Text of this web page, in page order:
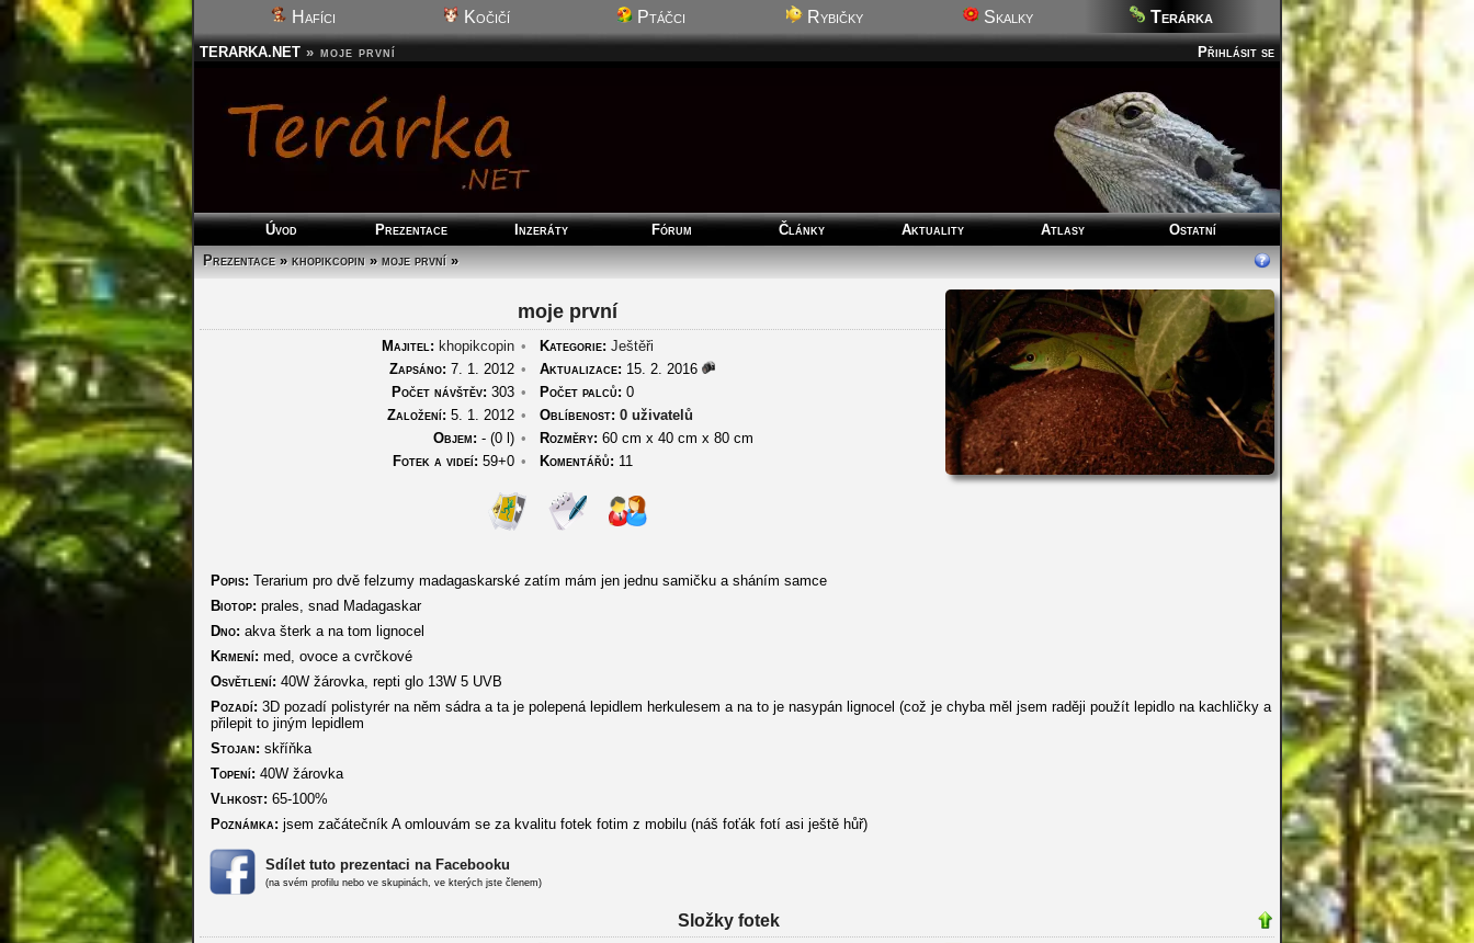
Hafíci Kočičí Ptáčci Rybičky Skalky Terárka
Přihlásit se
TERARKA.NET » moje první
Úvod Prezentace Inzeráty Fórum Články Aktuality Atlasy
Ostatní
Prezentace»khopikcopin»moje první»
moje první
Majitel: khopikcopin • Kategorie: Ještěři
Zapsáno: 7. 1. 2012 • Aktualizace: 15. 2. 2016
Počet návštěv: 303 • Počet palců: 0
Založení: 5. 1. 2012 • Oblíbenost: 0 uživatelů
Objem: - (0 l) • Rozměry: 60 cm x 40 cm x 80 cm
Fotek a videí: 59+0 • Komentářů: 11
Popis: Terarium pro dvě felzumy madagaskarské zatím mám jen jednu samičku a sháním samce
Biotop: prales, snad Madagaskar
Dno: akva šterk a na tom lignocel
Krmení: med, ovoce a cvrčkové
Osvětlení: 40W žárovka, repti glo 13W 5 UVB
Pozadí: 3D pozadí polistyrér na něm sádra a ta je polepená lepidlem herkulesem a na to je nasypán lignocel (což je chyba měl jsem raději použít lepidlo na kachličky a
přilepit to jiným lepidlem
Stojan: skříňka
Topení: 40W žárovka
Vlhkost: 65-100%
Poznámka: jsem začátečník A omlouvám se za kvalitu fotek fotim z mobilu (náš foťák fotí asi ještě hůř)
Sdílet tuto prezentaci na Facebooku
(na svém profilu nebo ve skupinách, ve kterých jste členem)
Složky fotek